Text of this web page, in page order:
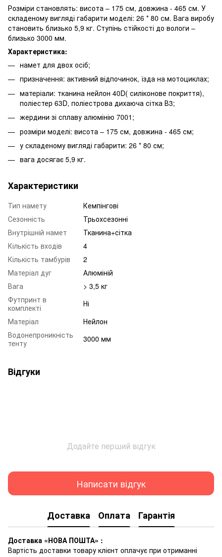
Розміри становлять: висота – 175 см, довжина - 465 см. У
складеному вигляді габарити моделі: 26 * 80 см. Вага виробу
становить близько 5,9 кг. Ступінь стійкості до вологи –
близько 3000 мм.
Характеристика:
намет для двох осіб;
призначення: активний відпочинок, їзда на мотоциклах;
матеріали: тканина нейлон 40D( силіконове покриття),
поліестер 63D, поліестрова дихаюча сітка В3;
жердини зі сплаву алюмінію 7001;
розміри моделі: висота – 175 см, довжина - 465 см;
у складеному вигляді габарити: 26 * 80 см;
вага досягає 5,9 кг.
Характеристики
Тип намету
Кемпінгові
Сезонність
Трьохсезонні
Внутрішній намет
Тканина+сітка
Кількість входів
4
Кількість тамбурів
2
Матеріал дуг
Алюміній
Вага
> 3,5 кг
Футпринт в
комплекті
Ні
Матеріал
Нейлон
Водонепроникність
тенту
3000 мм
Відгуки
Додайте перший відгук
Написати відгук
Доставка Оплата Гарантія
Доставка «НОВА ПОШТА» :
Вартість доставки товару клієнт оплачує при отриманні